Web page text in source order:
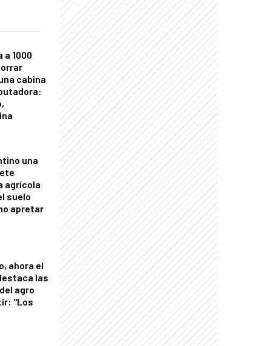
1000
cabina
una
agrícola
suelo
apretar
ahora el
las
agro
"Los